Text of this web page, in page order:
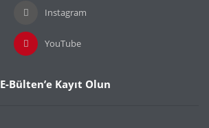
Instagram
YouTube
E-Bülten’e Kayıt Olun